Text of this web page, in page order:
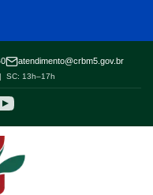
atendimento@crbm5.gov.br
SC: 13h–17h